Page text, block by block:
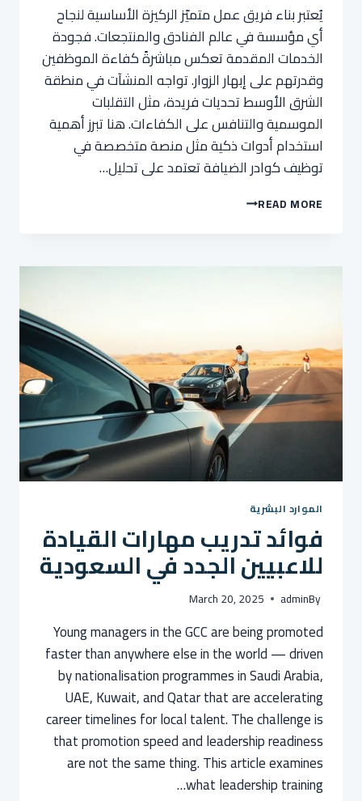
يُعتبر بناء فريق عمل متميّز الركيزة الأساسية لنجاح
أي مؤسسة في عالم الفنادق والمنتجعات. فجودة
الخدمات المقدمة تعكس مباشرةً كفاءة الموظفين
وقدرتهم على إبهار الزوار. تواجه المنشآت في منطقة
الشرق الأوسط تحديات فريدة، مثل التقلبات
الموسمية والتنافس على الكفاءات. هنا تبرز أهمية
استخدام أدوات ذكية مثل منصة متخصصة في
توظيف كوادر الضيافة تعتمد على تحليل…
READ MOREكيف
الموارد البشرية
فوائد تدريب مهارات القيادة
للاعبيين الجدد في السعودية
By
admin
March 20, 2025
Young managers in the GCC are being promoted
faster than anywhere else in the world — driven
by nationalisation programmes in Saudi Arabia,
UAE, Kuwait, and Qatar that are accelerating
career timelines for local talent. The challenge is
that promotion speed and leadership readiness
are not the same thing. This article examines
what leadership training…